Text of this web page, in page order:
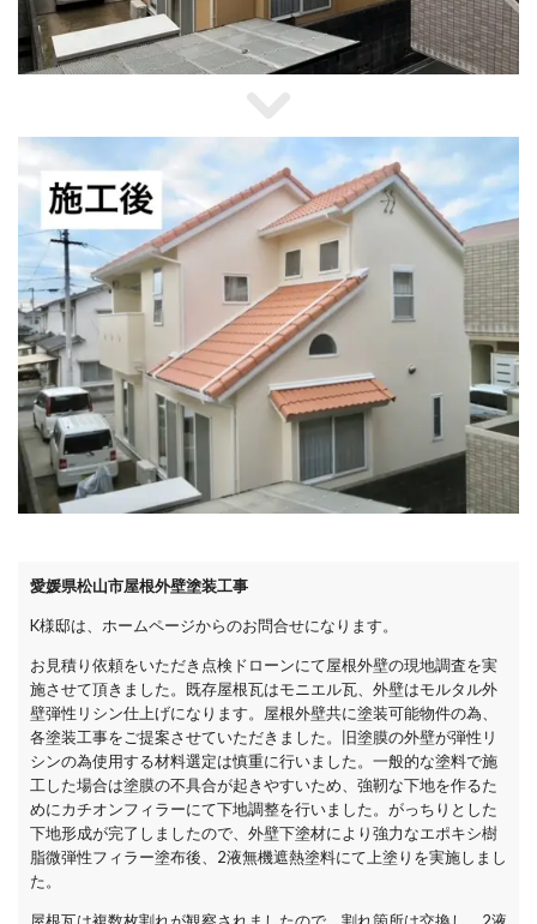
愛媛県松山市屋根外壁塗装工事
K様邸は、ホームページからのお問合せになります。
お見積り依頼をいただき点検ドローンにて屋根外壁の現地調査を実
施させて頂きました。既存屋根瓦はモニエル瓦、外壁はモルタル外
壁弾性リシン仕上げになります。屋根外壁共に塗装可能物件の為、
各塗装工事をご提案させていただきました。旧塗膜の外壁が弾性リ
シンの為使用する材料選定は慎重に行いました。一般的な塗料で施
工した場合は塗膜の不具合が起きやすいため、強靭な下地を作るた
めにカチオンフィラーにて下地調整を行いました。がっちりとした
下地形成が完了しましたので、外壁下塗材により強力なエポキシ樹
脂微弾性フィラー塗布後、2液無機遮熱塗料にて上塗りを実施しまし
た。